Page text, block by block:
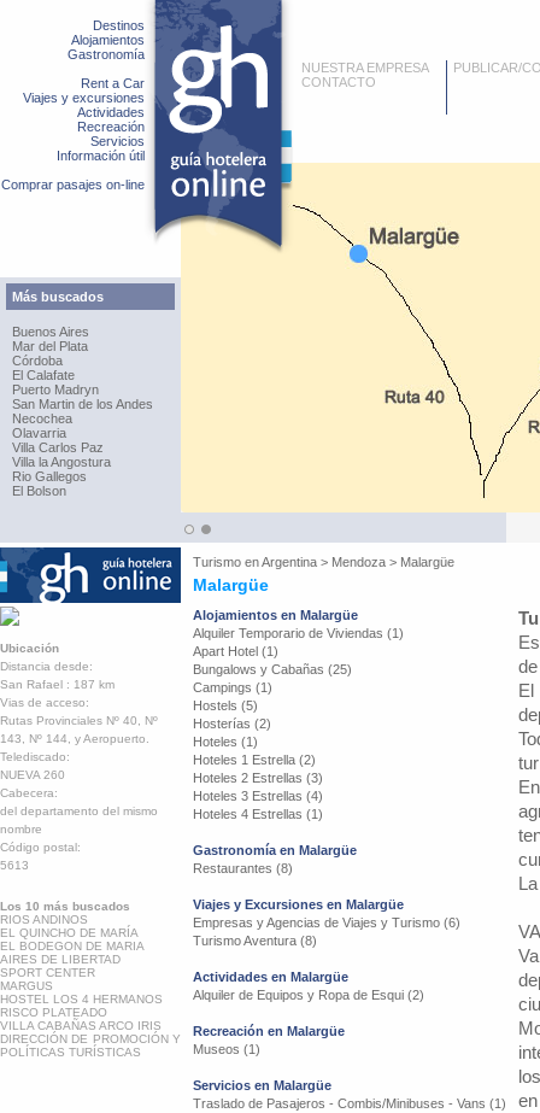
Destinos
Alojamientos
Gastronomía
Rent a Car
Viajes y excursiones
Actividades
Recreación
Servicios
Información útil
Comprar pasajes on-line
Más buscados
Buenos Aires
Mar del Plata
Córdoba
El Calafate
Puerto Madryn
San Martin de los Andes
Necochea
Olavarria
Villa Carlos Paz
Villa la Angostura
Rio Gallegos
El Bolson
NUESTRA EMPRESA
CONTACTO
PUBLICAR/
Turismo enArgentina > Mendoza > Malargüe
Malargüe
Ubicación
Distancia desde:
San Rafael : 187 km
Vias de acceso:
Rutas Provinciales Nº 40, Nº
143, Nº 144, y Aeropuerto.
Telediscado:
NUEVA 260
Cabecera:
del departamento del mismo
nombre
Código postal:
5613
Los 10 más buscados
RIOS ANDINOS
EL QUINCHO DE MARÍA
EL BODEGON DE MARIA
AIRES DE LIBERTAD
SPORT CENTER
MARGUS
HOSTEL LOS 4 HERMANOS
RISCO PLATEADO
VILLA CABAÑAS ARCO IRIS
DIRECCIÓN DE PROMOCIÓN Y
POLÍTICAS TURÍSTICAS
Alojamientos en Malargüe
Alquiler Temporario de Viviendas (1)
Apart Hotel (1)
Bungalows y Cabañas (25)
Campings (1)
Hostels (5)
Hosterías (2)
Hoteles (1)
Hoteles 1 Estrella (2)
Hoteles 2 Estrellas (3)
Hoteles 3 Estrellas (4)
Hoteles 4 Estrellas (1)
Gastronomía en Malargüe
Restaurantes (8)
Viajes y Excursiones en Malargüe
Empresas y Agencias de Viajes y Turismo (6)
Turismo Aventura (8)
Actividades en Malargüe
Alquiler de Equipos y Ropa de Esqui (2)
Recreación en Malargüe
Museos (1)
Servicios en Malargüe
Traslado de Pasajeros - Combis/Minibuses - Vans (1)
El